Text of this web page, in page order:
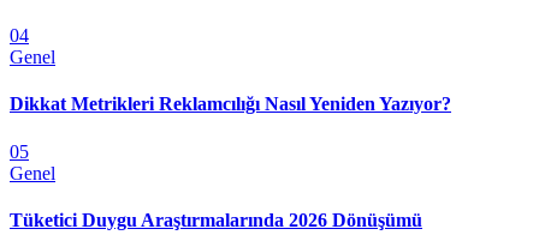
04
Genel
Dikkat Metrikleri Reklamcılığı Nasıl Yeniden Yazıyor?
05
Genel
Tüketici Duygu Araştırmalarında 2026 Dönüşümü